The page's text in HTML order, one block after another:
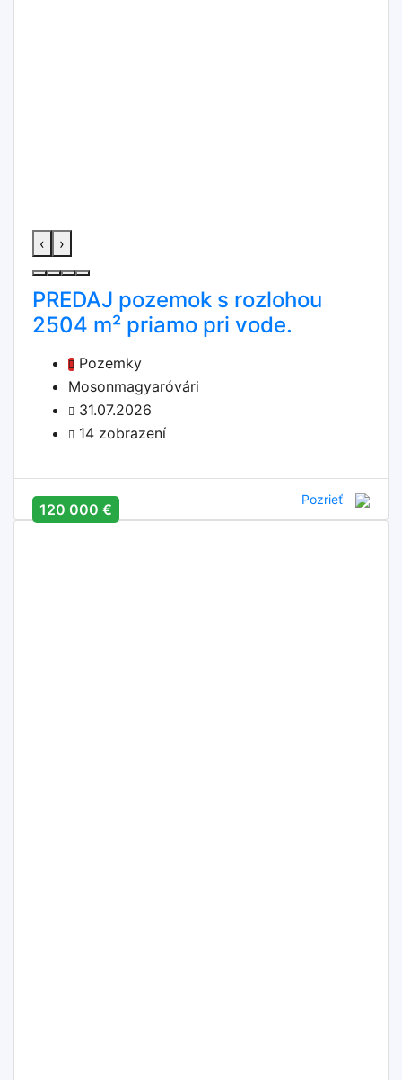
‹ ›
120 000 €
PREDAJ pozemok s rozlohou
2504 m² priamo pri vode.
Pozemky
Mosonmagyaróvári
31.07.2026
14 zobrazení
Pozrieť